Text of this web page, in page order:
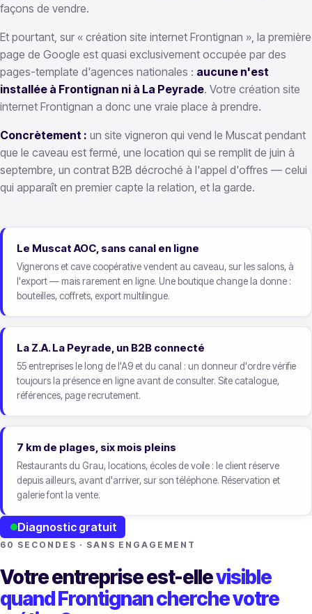
façons de vendre.
Et pourtant, sur « création site internet Frontignan », la première
page de Google est quasi exclusivement occupée par des
pages-template d'agences nationales : aucune n'est
installée à Frontignan ni à La Peyrade. Votre création site
internet Frontignan a donc une vraie place à prendre.
Concrètement : un site vigneron qui vend le Muscat pendant
que le caveau est fermé, une location qui se remplit de juin à
septembre, un contrat B2B décroché à l'appel d'offres — celui
qui apparaît en premier capte la relation, et la garde.
Le Muscat AOC, sans canal en ligne
Vignerons et cave coopérative vendent au caveau, sur les salons, à
l'export — mais rarement en ligne. Une boutique change la donne :
bouteilles, coffrets, export multilingue.
La Z.A. La Peyrade, un B2B connecté
55 entreprises le long de l'A9 et du canal : un donneur d'ordre vérifie
toujours la présence en ligne avant de consulter. Site catalogue,
références, page recrutement.
7 km de plages, six mois pleins
Restaurants du Grau, locations, écoles de voile : le client réserve
depuis ailleurs, avant d'arriver, sur son téléphone. Réservation et
galerie font la vente.
Diagnostic gratuit
60 SECONDES · SANS ENGAGEMENT
Votre entreprise est-ellevisible
quand Frontignan cherche votre